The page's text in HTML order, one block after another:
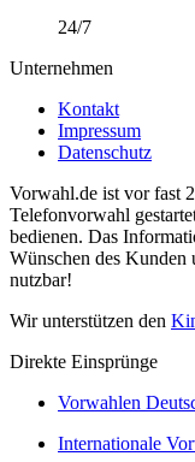
24/7
Unternehmen
Kontakt
Impressum
Datenschutz
Vorwahl.de ist vor fast
Telefonvorwahl
bedienen. Das
Wünschen des Kunden
nutzbar!
Wir unterstützen den
Direkte Einsprünge
Vorwahlen
Internationale